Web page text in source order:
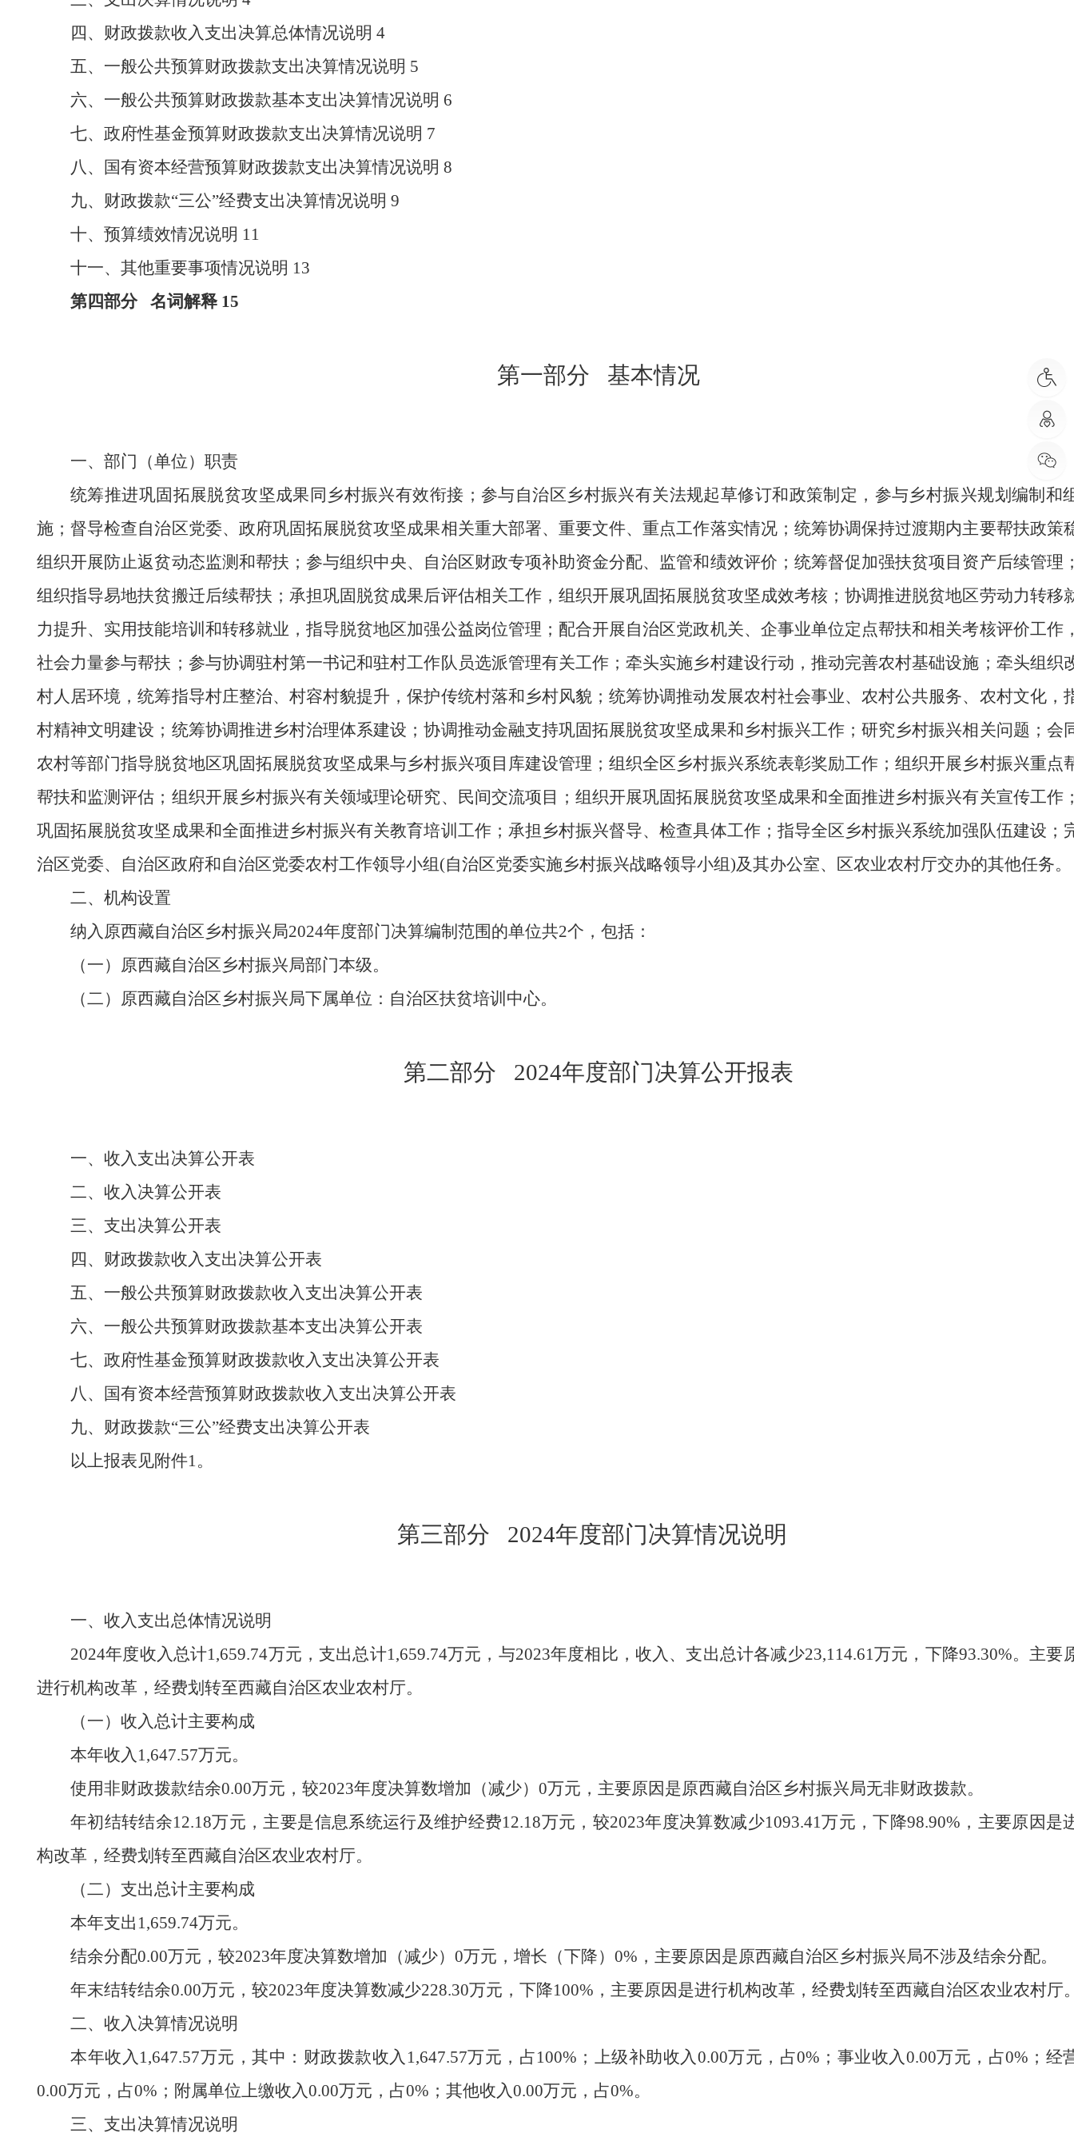
四、财政拨款收入支出决算总体情况说明 4
五、一般公共预算财政拨款支出决算情况说明 5
六、一般公共预算财政拨款基本支出决算情况说明 6
七、 政府性基金预算财政拨款支出决算情况说明 7
八、
国有资本经营预算财政拨款支出决算情况说明 8
九、财政拨款“三公”经费支出决算情况说明 9
十、预算绩效情况说明 11
十一、其他重要事项情况说明 13
第四部分
名词解释 15
第一部分 基本情况
一、 部门 （单位）职责
统筹推进巩固拓展脱贫攻坚成果同乡村振兴有效衔接；参与自治区乡村振兴有关法规起草修订和政策制定，参与乡村振兴规划编制和
施；督导检查自治区党委、政府巩固拓展脱贫攻坚成果相关重大部署、重要文件、重点工作落实情况；统筹协调保持过渡期内主要帮扶政策
组织开展防止返贫动态监测和帮扶；参与组织中央、自治区财政专项补助资金分配、监管和绩效评价；统筹督促加强扶贫项目资产后续管理
组织指导易地扶贫搬迁后续帮扶；承担巩固脱贫成果后评估相关工作，组织开展巩固拓展脱贫攻坚成效考核；协调推进脱贫地区劳动力转移
力提升、实用技能培训和转移就业，指导脱贫地区加强公益岗位管理；配合开展自治区党政机关、企事业单位定点帮扶和相关考核评价工作
社会力量参与帮扶；参与协调驻村第一书记和驻村工作队员选派管理有关工作；牵头实施乡村建设行动，推动完善农村基础设施；牵头组织
村人居环境，统筹指导村庄整治、村容村貌提升，保护传统村落和乡村风貌；统筹协调推动发展农村社会事业、农村公共服务、农村文化，
村精神文明建设；统筹协调推进乡村治理体系建设；协调推动金融支持巩固拓展脱贫攻坚成果和乡村振兴工作；研究乡村振兴相关问题；会
农村等部门指导脱贫地区巩固拓展脱贫攻坚成果与乡村振兴项目库建设管理；组织全区乡村振兴系统表彰奖励工作；组织开展乡村振兴重点
帮扶和监测评估；组织开展乡村振兴有关领域理论研究、民间交流项目；组织开展巩固拓展脱贫攻坚成果和全面推进乡村振兴有关宣传工作
巩固拓展脱贫攻坚成果和全面推进乡村振兴有关教育培训工作；承担乡村振兴督导、检查具体工作；指导全区乡村振兴系统加强队伍建设；
治区党委、自治区政府和自治区党委农村工作领导小组(自治区党委实施乡村振兴战略领导小组)及其办公室、区农业农村厅交办的其他任务。
二、机构设置
纳入 原西藏自治区乡村振兴局2024年度部门决算编制范围的单位共2个，包括：
（一） 原西藏自治区乡村振兴局部门本级。
（二） 原西藏自治区乡村振兴局下属单位 ：自治区扶贫培训中心。
第二部分 2024年度部门决算公开报表
一、收入支出决算公开表
二、收入决算公开表
三、支出决算公开表
四、财政拨款收入支出决算公开表
五、一般公共预算财政拨款收入支出决算公开表
六、一般公共预算财政拨款基本支出决算公开表
七、政府性基金预算财政拨款收入支出决算公开表
八、国有资本经营预算财政拨款收入支出决算公开表
九、财政拨款“三公”经费支出决算公开表
以上报表见附件1。
第三部分 2024年度部门决算情况说明
一、收入支出总体情况说明
2024年度收入总计1,659.74万元，支出总计1,659.74万元，与2023年度相比，收入、支出总计各减少23,114.61万元，下降93.30%。主要
进行机构改革，经费划转至西藏自治区农业农村厅。
（一） 收入总计主要构成
本年收入 1,647.57万元。
使用非财政拨款结余0.00万元，较2023年度决算数增加（减少） 0万元，主要原因是原西藏自治区乡村振兴局无非财政拨款。
年初结转结余12.18万元，主要是信息系统运行及维护经费12.18万元 ，较2023年度决算数减少1093.41万元，下降98.90%，主要原因是
构改革，经费划转至西藏自治区农业农村厅。
（二） 支出总计主要构成
本年支出 1,659.74万元。
结余分配0.00万元，较2023年度决算数增加（减少） 0万元，增长（下降） 0%，主要原因是原西藏自治区乡村振兴局不涉及结余分配。
年末结转结余0.00万元，较2023年度决算数减少228.30万元，下降100%，主要原因是进行机构改革，经费划转至西藏自治区农业农村厅
二、收入决算情况说明
本年收入 1,647.57万元，其中：财政拨款收入 1,647.57万元，占100%；上级补助收入0.00万元，占0%；事业收入0.00万元，占0%；经
0.00万元，占0%；附属单位上缴收入0.00万元，占0%；其他收入0.00万元，占0%。
三、支出决算情况说明